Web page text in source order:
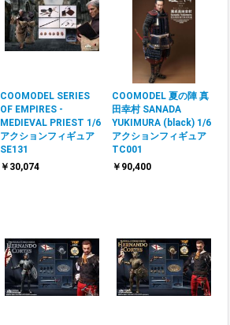
COOMODEL SERIES
OF EMPIRES -
MEDIEVAL PRIEST 1/6
アクションフィギュア
SE131
￥30,074
COOMODEL 夏の陣 真
田幸村 SANADA
YUKIMURA (black) 1/6
アクションフィギュア
TC001
￥90,400